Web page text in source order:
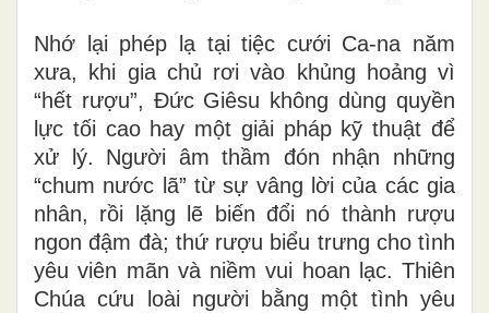
Nhớ lại phép lạ tại tiệc cưới Ca-na năm
xưa, khi gia chủ rơi vào khủng hoảng vì
“hết rượu”, Đức Giêsu không dùng quyền
lực tối cao hay một giải pháp kỹ thuật để
xử lý. Người âm thầm đón nhận những
“chum nước lã” từ sự vâng lời của các gia
nhân, rồi lặng lẽ biến đổi nó thành rượu
ngon đậm đà; thứ rượu biểu trưng cho tình
yêu viên mãn và niềm vui hoan lạc. Thiên
Chúa cứu loài người bằng một tình yêu